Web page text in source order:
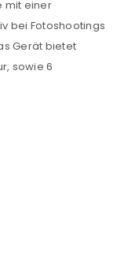
mit einer
bei Fotoshootings
Gerät bietet
sowie 6